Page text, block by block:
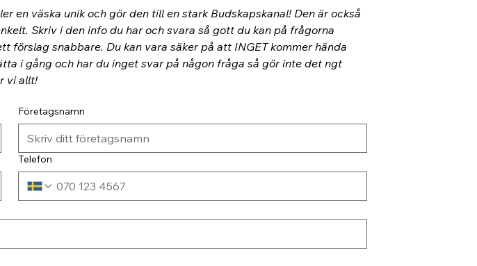
en väska unik och gör den till en stark Budskapskanal! Den är också
Skriv i den info du har och svara så gott du kan på frågorna
förslag snabbare. Du kan vara säker på att INGET kommer hända
i gång och har du inget svar på någon fråga så gör inte det ngt
vi allt!
Företagsnamn
Telefon